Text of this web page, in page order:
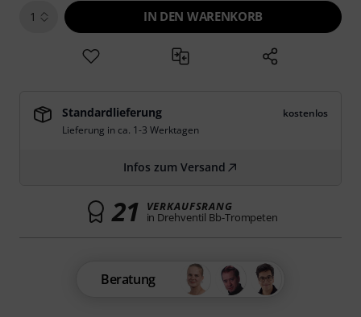
1 IN DEN WARENKORB
Standardlieferung
kostenlos
Lieferung in ca. 1-3 Werktagen
Infos zum Versand
21 VERKAUFSRANG
in Drehventil Bb-Trompeten
Beratung